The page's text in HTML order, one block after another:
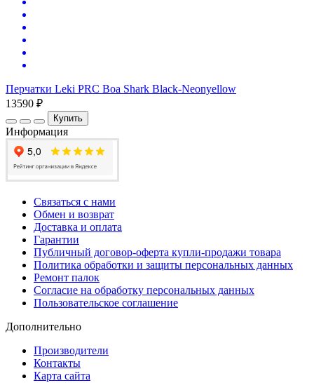
Перчатки Leki PRC Boa Shark Black-Neonyellow
13590 ₽
Купить
Информация
Связаться с нами
Обмен и возврат
Доставка и оплата
Гарантии
Публичный договор-оферта купли-продажи товара
Политика обработки и защиты персональных данных
Ремонт палок
Согласие на обработку персональных данных
Пользовательское соглашение
Дополнительно
Производители
Контакты
Карта сайта